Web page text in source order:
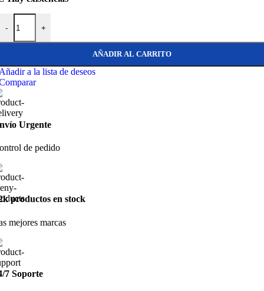
-
2-6MM PXR CAM CLEAT VERTICAL PIVOT -
+
AÑADIR AL CARRITO
a la lista de deseos
Urgente
de pedido
productos en stock
mejores marcas
7 Soporte